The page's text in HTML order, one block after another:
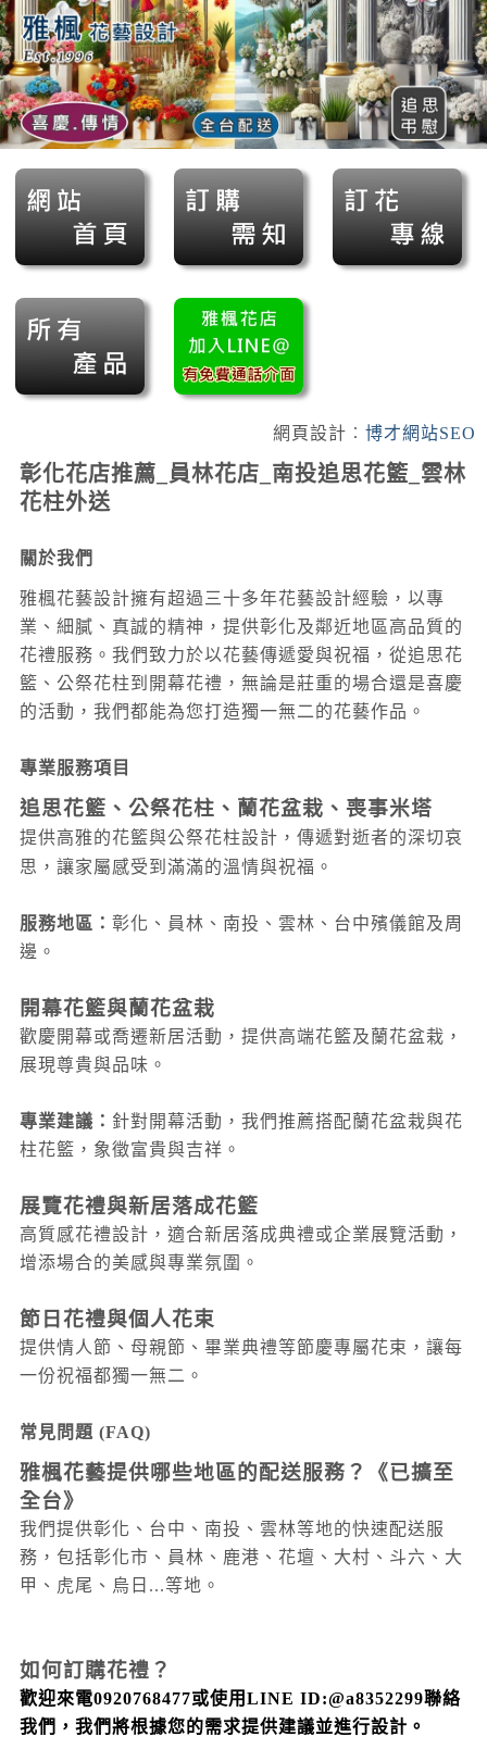
網頁設計︰ 博才網站SEO
彰化花店推薦_員林花店_南投追思花籃_雲林
花柱外送
關於我們
雅楓花藝設計擁有超過三十多年花藝設計經驗，以專
業、細膩、真誠的精神，提供彰化及鄰近地區高品質的
花禮服務。我們致力於以花藝傳遞愛與祝福，從追思花
籃、公祭花柱到開幕花禮，無論是莊重的場合還是喜慶
的活動，我們都能為您打造獨一無二的花藝作品。
專業服務項目
追思花籃、公祭花柱、蘭花盆栽、喪事米塔
提供高雅的花籃與公祭花柱設計，傳遞對逝者的深切哀
思，讓家屬感受到滿滿的溫情與祝福。
服務地區： 彰化、員林、南投 、雲林 、台中殯儀館及周
邊。
開幕花籃與蘭花盆栽
歡慶開幕或喬遷新居活動，提供高端花籃及蘭花盆栽，
展現尊貴與品味。
專業建議： 針對開幕活動，我們推薦搭配蘭花盆栽與花
柱花籃，象徵富貴與吉祥。
展覽花禮與新居落成花籃
高質感花禮設計，適合新居落成典禮或企業展覽活動，
增添場合的美感與專業氛圍。
節日花禮與個人花束
提供情人節、母親節、畢業典禮等節慶專屬花束，讓每
一份祝福都獨一無二。
常見問題 (FAQ)
雅楓花藝提供哪些地區的配送服務？
《已擴至
全台》
我們提供彰化、台中、南投、雲林等地的快速配送服
務，包括彰化市、員林、鹿港、花壇、大村 、斗六 、大
甲 、虎尾 、烏日...等地。
如何訂購花禮？
歡迎來電0920768477或使用LINE ID:@a8352299聯絡
我們，我們將根據您的需求提供建議並進行設計。